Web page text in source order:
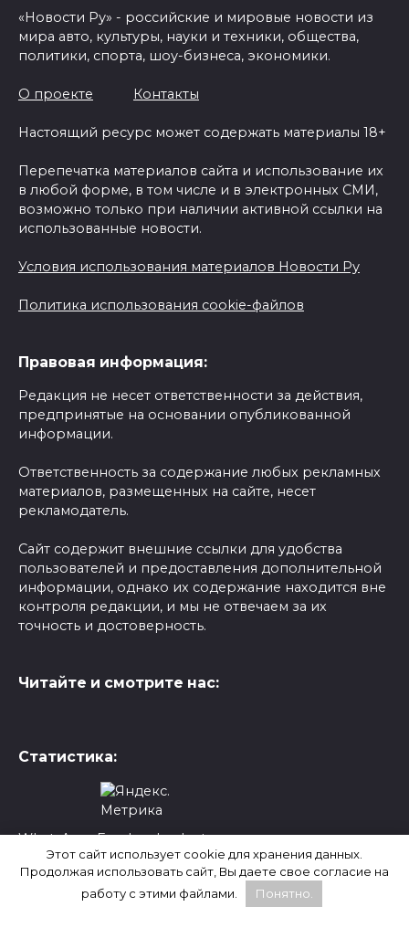
«Новости Ру» - российские и мировые новости из
мира авто, культуры, науки и техники, общества,
политики, спорта, шоу-бизнеса, экономики.
О проекте Контакты
Настоящий ресурс может содержать материалы 18+
Перепечатка материалов сайта и использование их
в любой форме, в том числе и в электронных СМИ,
возможно только при наличии активной ссылки на
использованные новости.
Условия использования материалов Новости Ру
Политика использования cookie-файлов
Правовая информация:
Редакция не несет ответственности за действия,
предпринятые на основании опубликованной
информации.
Ответственность за содержание любых рекламных
материалов, размещенных на сайте, несет
рекламодатель.
Сайт содержит внешние ссылки для удобства
пользователей и предоставления дополнительной
информации, однако их содержание находится вне
контроля редакции, и мы не отвечаем за их
точность и достоверность.
Читайте и смотрите нас:
Статистика:
WhatsApp, Facebook и Instagram являются
продуктами компании Meta, которая признана
экстремистской и запрещена на территории
Этот сайт использует cookie для хранения данных.
Продолжая использовать сайт, Вы даете свое согласие на
работу с этими файлами.
Понятно.